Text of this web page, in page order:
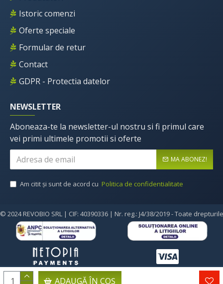
ADAUGĂ ÎN COŞ
Istoric comenzi
Oferte speciale
Formular de retur
Contact
GDPR - Protectia datelor
NEWSLETTER
Aboneaza-te la newsletter-ul nostru si fi primul care
vei primi ultimele promotii si oferte
MA ABONEZ!
Am citit şi sunt de acord cu Politica de confidentialitate
© 2024 REVOBIO SRL | CIF: 40390336 | Nr. reg.: J4/38/2019 - Toate